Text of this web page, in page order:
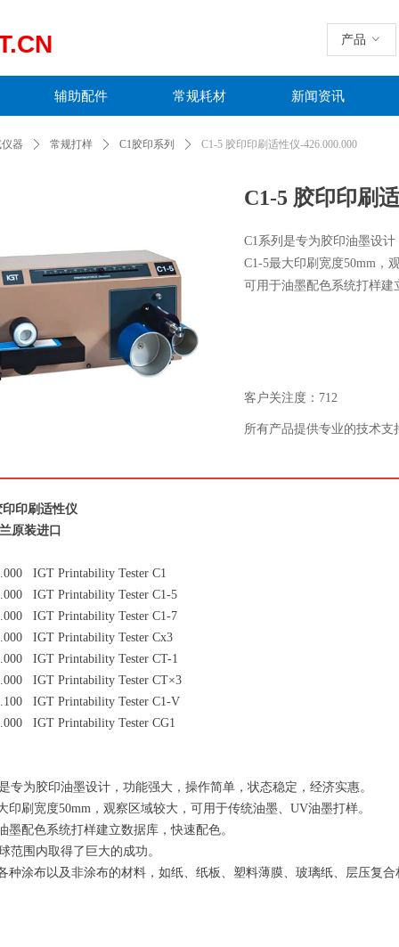
辅助配件 常规耗材 新闻资讯
产品 ꀁ
器 ꄲ 常规打样 ꄲ C1胶印系列 ꄲ C1-5 胶印印刷适性仪-426.000.000
C1-5 胶印印刷
C1系列是专为胶印油墨设
C1-5最大印刷宽度50mm，
可用于油墨配色系统打样建
印刷适性仪
原装进口
IGT Printability Tester C1
IGT Printability Tester C1-5
IGT Printability Tester C1-7
IGT Printability Tester Cx3
IGT Printability Tester CT-1
IGT Printability Tester CT×3
IGT Printability Tester C1-V
IGT Printability Tester CG1
专为胶印油墨设计，功能强大，操作简单，状态稳定，经济实惠。
印刷宽度50mm，观察区域较大，可用于传统油墨、UV油墨打样。
墨配色系统打样建立数据库，快速配色。
范围内取得了巨大的成功。
种涂布以及非涂布的材料，如纸、纸板、塑料薄膜、玻璃纸、层压复合
客户关注度： 712
所有产品提供专业的技术支